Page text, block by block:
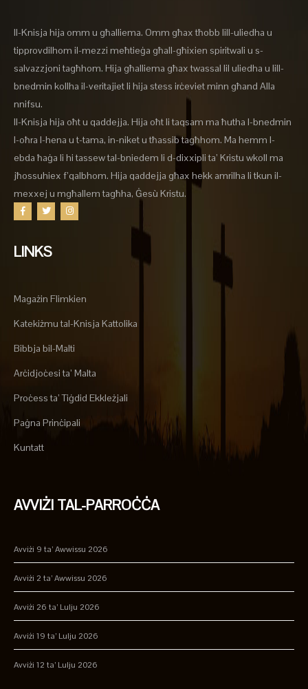
Il-Knisja hija omm u għalliema. Omm għax tħobb lill-uliedha u
tipprovdilhom il-mezzi meħtieġa għall-għixien spiritwali u s-
salvazzjoni tagħhom. Hija għalliema għax twassal lil uliedha u lill-
bnedmin kollha il-veritajiet li hija stess irċeviet minn għand Alla
nnifsu.
Il-Knisja hija oħt u qaddejja. Hija oħt li taqsam ma ħutha l-bnedmin
l-oħra l-hena u t-tama, in-niket u tħassib tagħhom. Ma hemm l-
ebda ħaġa li hi tassew tal-bniedem li d-dixxipli ta’ Kristu wkoll ma
jħossuhiex f’qalbhom. Hija qaddejja għax hekk amrilha li tkun il-
mexxej u mgħallem tagħha, Ġesù Kristu.
LINKS
Magażin Flimkien
Katekiżmu tal-Knisja Kattolika
Bibbja bil-Malti
Arċidjoċesi ta’ Malta
Proċess ta’ Tiġdid Ekkleżjali
Paġna Prinċipali
Kuntatt
AVVIŻI TAL-PARROĊĊA
Avviżi 9 ta’ Awwissu 2026
Avviżi 2 ta’ Awwissu 2026
Avviżi 26 ta’ Lulju 2026
Avviżi 19 ta’ Lulju 2026
Avviżi 12 ta’ Lulju 2026